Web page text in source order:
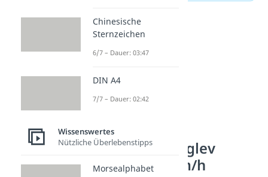
Platz 2 – JR-Maglev
MLX01: 581 km/h
Chinesische
Sternzeichen
6/7 – Dauer: 03:47
DIN A4
7/7 – Dauer: 02:42
Wissenswertes
Nützliche Überlebenstipps
Morsealphabet